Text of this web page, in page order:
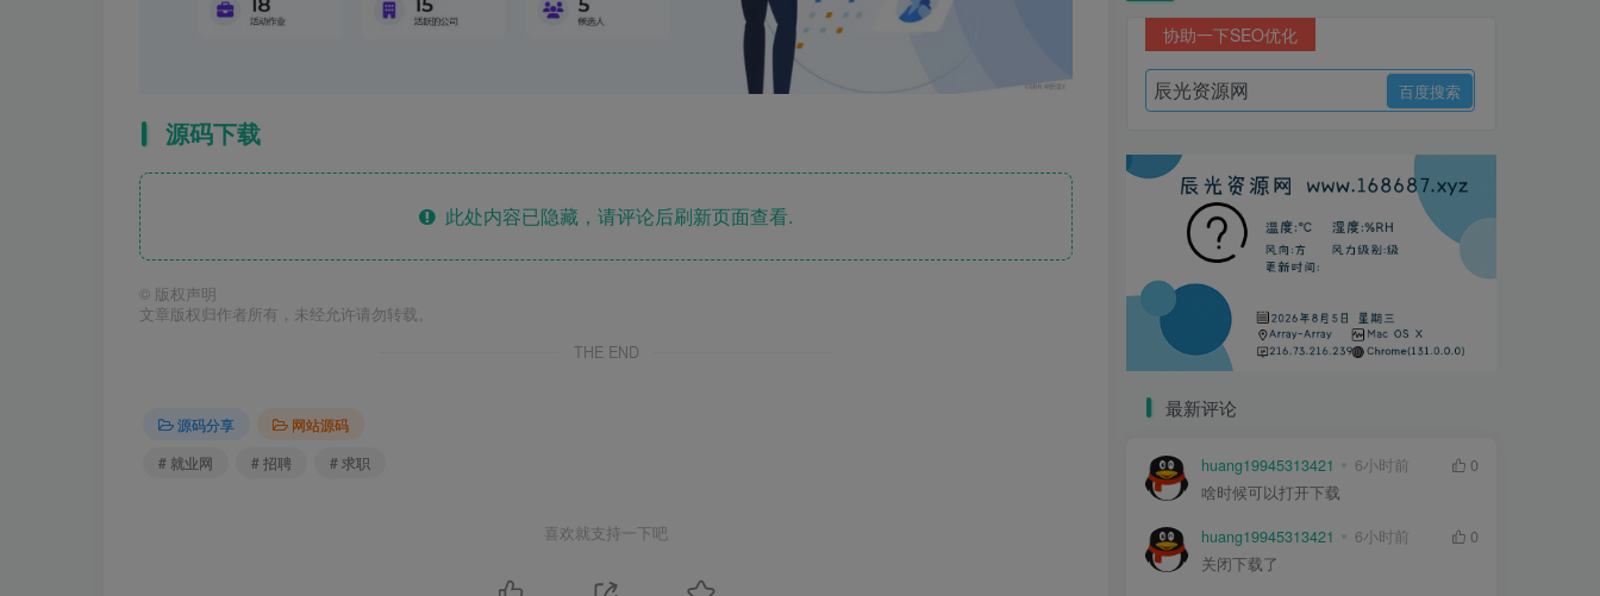
源码下载
此处内容已隐藏，请评论后刷新页面查看.
© 版权声明
文章版权归作者所有，未经允许请勿转载。
THE END
源码分享
网站源码
# 就业网
# 招聘 # 求职
喜欢就支持一下吧
协助一下SEO优化
最新评论
huang19945313421 6小时前
0
啥时候可以打开下载
huang19945313421 6小时前
0
关闭下载了